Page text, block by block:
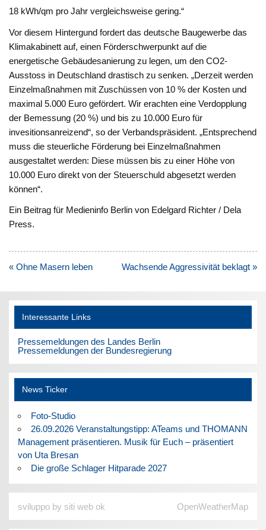
18 kWh/qm pro Jahr vergleichsweise gering.“
Vor diesem Hintergund fordert das deutsche Baugewerbe das
Klimakabinett auf, einen Förderschwerpunkt auf die
energetische Gebäudesanierung zu legen, um den CO2-
Ausstoss in Deutschland drastisch zu senken. „Derzeit werden
Einzelmaßnahmen mit Zuschüssen von 10 % der Kosten und
maximal 5.000 Euro gefördert. Wir erachten eine Verdopplung
der Bemessung (20 %) und bis zu 10.000 Euro für
invesitionsanreizend“, so der Verbandspräsident. „Entsprechend
muss die steuerliche Förderung bei Einzelmaßnahmen
ausgestaltet werden: Diese müssen bis zu einer Höhe von
10.000 Euro direkt von der Steuerschuld abgesetzt werden
können“.
Ein Beitrag für Medieninfo Berlin von Edelgard Richter / Dela
Press.
Beitragsnavigation
« Ohne Masern leben Wachsende Aggressivität beklagt »
Interessante Links
Pressemeldungen des Landes Berlin
Pressemeldungen der Bundesregierung
News Ticker
Foto-Studio
26.09.2026 Veranstaltungstipp: ATeams und THOMANN
Management präsentieren. Musik für Euch – präsentiert
von Uta Bresan
Die große Schlager Hitparade 2027
sviluppo by siti web ok OpenWeatherMap